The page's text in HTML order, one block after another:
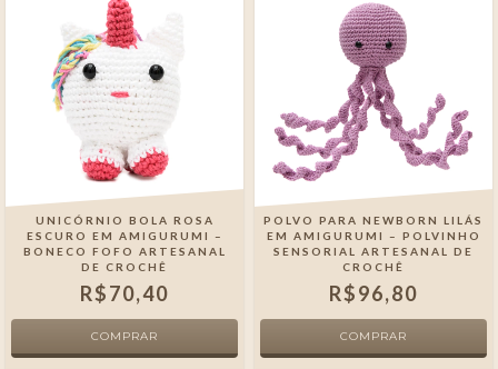
UNICÓRNIO BOLA ROSA
ESCURO EM AMIGURUMI –
BONECO FOFO ARTESANAL
DE CROCHÊ
R$70,40
POLVO PARA NEWBORN LILÁS
EM AMIGURUMI – POLVINHO
SENSORIAL ARTESANAL DE
CROCHÊ
R$96,80